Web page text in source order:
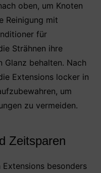
oben, um Knoten
Reinigung mit
für
Strähnen ihre
Glanz behalten. Nach
Extensions locker in
um
zu vermeiden.
Zeitsparen
besonders